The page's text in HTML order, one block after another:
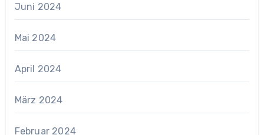
Juni 2024
Mai 2024
April 2024
März 2024
Februar 2024